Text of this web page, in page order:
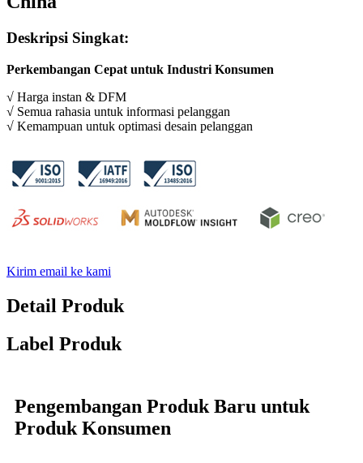
Deskripsi Singkat:
Perkembangan Cepat untuk Industri Konsumen
√ Harga instan & DFM
√ Semua rahasia untuk informasi pelanggan
√ Kemampuan untuk optimasi desain pelanggan
Kirim email ke kami
Detail Produk
Label Produk
Pengembangan Produk Baru untuk
Produk Konsumen